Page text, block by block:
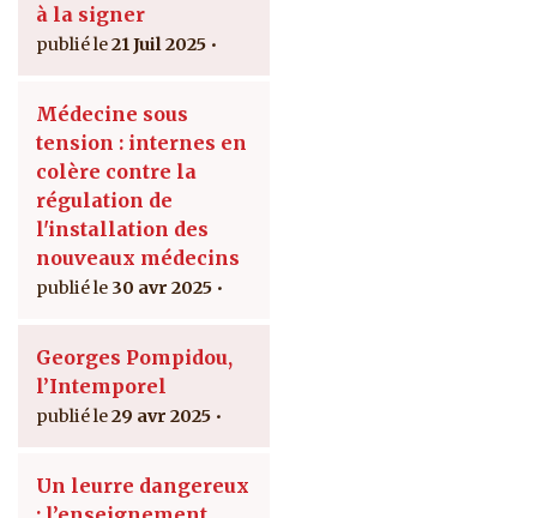
à la signer
21 Juil 2025
Médecine sous
tension : internes en
colère contre la
régulation de
l'installation des
nouveaux médecins
30 avr 2025
Georges Pompidou,
l’Intemporel
29 avr 2025
Un leurre dangereux